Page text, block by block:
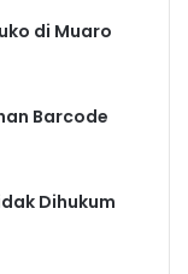
di Muaro
Barcode
Dihukum